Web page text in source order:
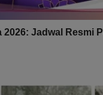
2026: Jadwal Resmi